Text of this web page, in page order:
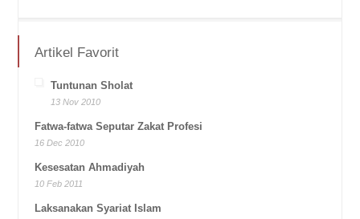
Artikel Favorit
Tuntunan Sholat
13 Nov 2010
Fatwa-fatwa Seputar Zakat Profesi
16 Dec 2010
Kesesatan Ahmadiyah
10 Feb 2011
Laksanakan Syariat Islam